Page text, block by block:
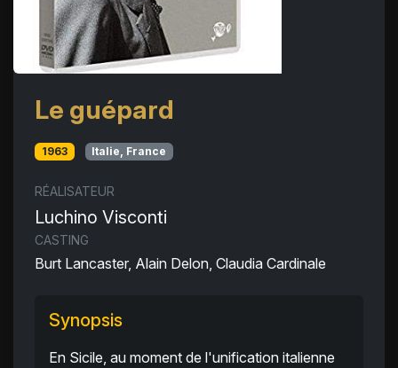
Le guépard
1963 Italie, France
RÉALISATEUR
Luchino Visconti
CASTING
Burt Lancaster, Alain Delon, Claudia Cardinale
Synopsis
En Sicile, au moment de l'unification italienne